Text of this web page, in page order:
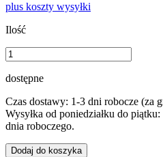
plus koszty wysyłki
Ilość
dostępne
Czas dostawy: 1-3 dni robocze (za
Wysyłka od poniedziałku do
dnia roboczego.
Dodaj do koszyka